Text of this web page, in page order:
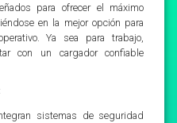
para ofrecer el máximo
en la mejor opción para
Ya sea para trabajo,
con un cargador confiable
sistemas de seguridad